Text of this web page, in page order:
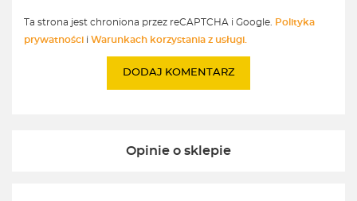
Ta strona jest chroniona przez reCAPTCHA i Google.
Polityka
prywatności i Warunkach korzystania z usługi.
Opinie o sklepie